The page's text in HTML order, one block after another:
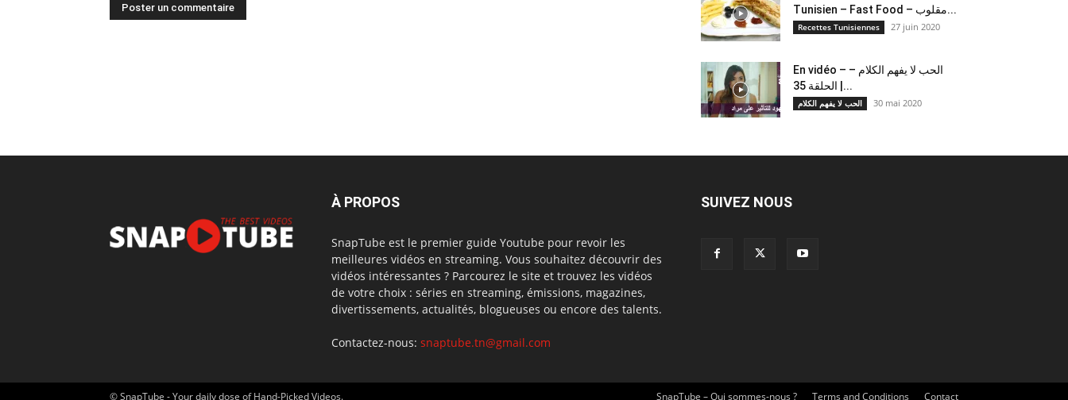
Tunisien – Fast Food – مقلوب...
Recettes Tunisiennes 27 juin 2020
En vidéo – الحب لا يفهم الكلام –
الحلقة 35 |...
الحب لا يفهم الكلام 30 mai 2020
À PROPOS
SnapTube est le premier guide Youtube pour revoir les
meilleures vidéos en streaming. Vous souhaitez découvrir des
vidéos intéressantes ? Parcourez le site et trouvez les vidéos
de votre choix : séries en streaming, émissions, magazines,
divertissements, actualités, blogueuses ou encore des talents.
Contactez-nous: snaptube.tn@gmail.com
SUIVEZ NOUS
SnapTube – Qui sommes-nous ? Terms and Conditions Contact
© SnapTube - Your daily dose of Hand-Picked Videos.